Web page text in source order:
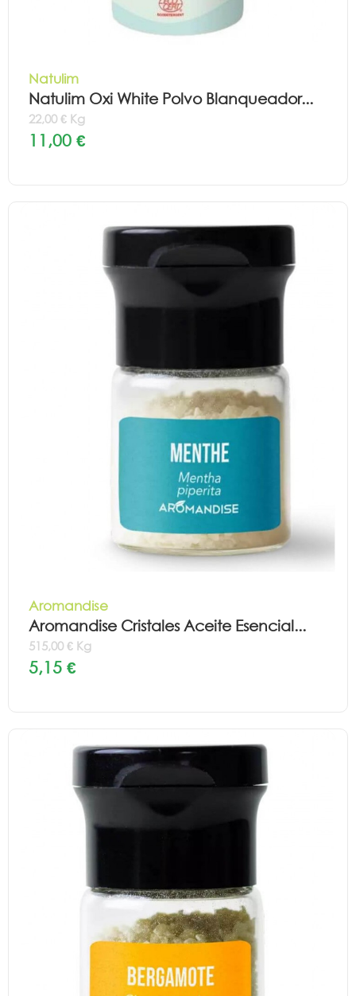
Natulim
Natulim Oxi White Polvo Blanqueador...
22,00 € Kg
11,00 €
Aromandise
Aromandise Cristales Aceite Esencial...
515,00 € Kg
5,15 €